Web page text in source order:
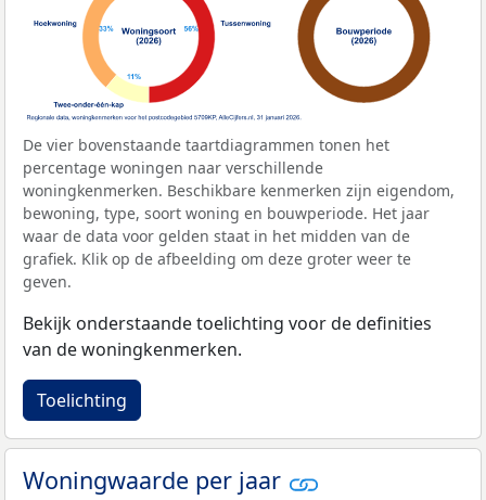
De vier bovenstaande taartdiagrammen tonen het
percentage woningen naar verschillende
woningkenmerken. Beschikbare kenmerken zijn eigendom,
bewoning, type, soort woning en bouwperiode. Het jaar
waar de data voor gelden staat in het midden van de
grafiek. Klik op de afbeelding om deze groter weer te
geven.
Bekijk onderstaande toelichting voor de definities
van de woningkenmerken.
Toelichting
Woningwaarde per jaar